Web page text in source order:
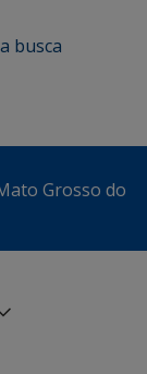
busca
Grosso do